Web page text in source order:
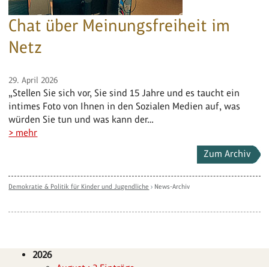
Chat über Meinungsfreiheit im
Netz
29. April 2026
„Stellen Sie sich vor, Sie sind 15 Jahre und es taucht ein
intimes Foto von Ihnen in den Sozialen Medien auf, was
würden Sie tun und was kann der…
> mehr
Zum Archiv
Demokratie & Politik für Kinder und Jugendliche › News-Archiv
2026